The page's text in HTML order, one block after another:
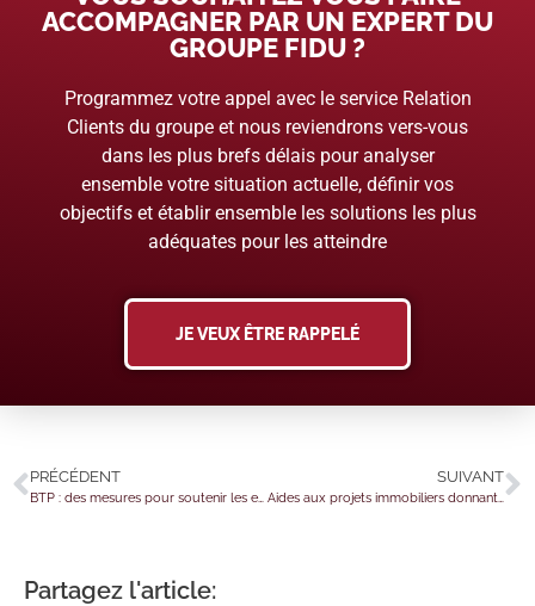
ACCOMPAGNER PAR UN EXPERT DU
GROUPE FIDU ?
Programmez votre appel avec le service Relation
Clients du groupe et nous reviendrons vers-vous
dans les plus brefs délais pour analyser
ensemble votre situation actuelle, définir vos
objectifs et établir ensemble les solutions les plus
adéquates pour les atteindre
JE VEUX ÊTRE RAPPELÉ
PRÉCÉDENT SUIVANT
Partagez l'article: